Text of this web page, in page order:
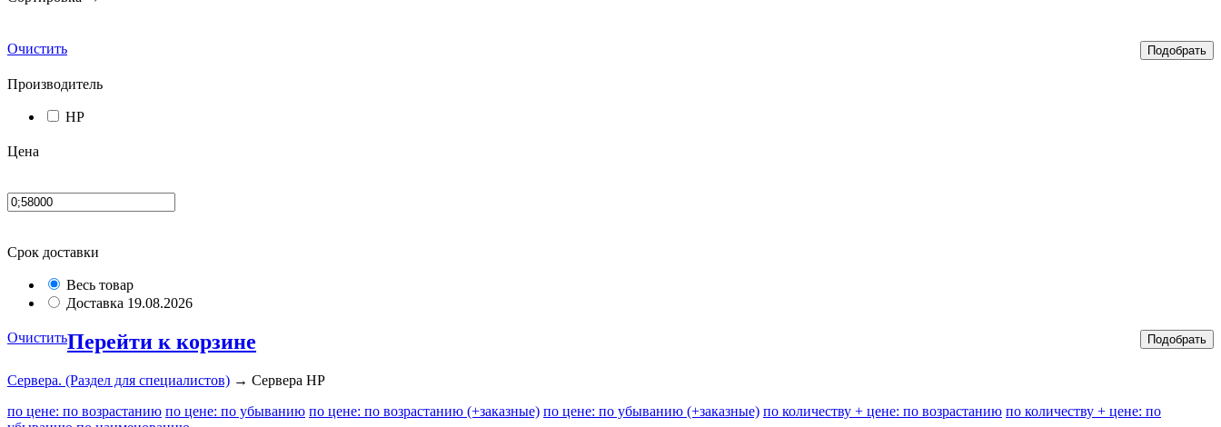
Очистить
Производитель
HP
Цена
Срок доставки
Весь товар
Доставка 19.08.2026
ОчиститьПерейти к корзине
Сервера. (Раздел для специалистов) → Сервера HP
по цене: по возрастанию по цене: по убыванию по цене: по возрастанию (+заказные) по цене: по убыванию (+заказные) по количеству + цене: по возрастанию по количеству + цене: по